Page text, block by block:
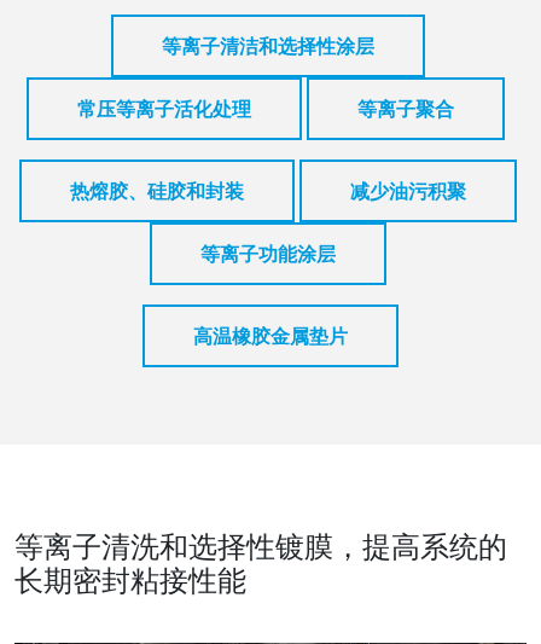
等离子清洁和选择性涂层
常压等离子活化处理 等离子聚合
热熔胶、硅胶和封装 减少油污积聚
等离子功能涂层
高温橡胶金属垫片
等离子清洗和选择性镀膜，提高系统的
长期密封粘接性能